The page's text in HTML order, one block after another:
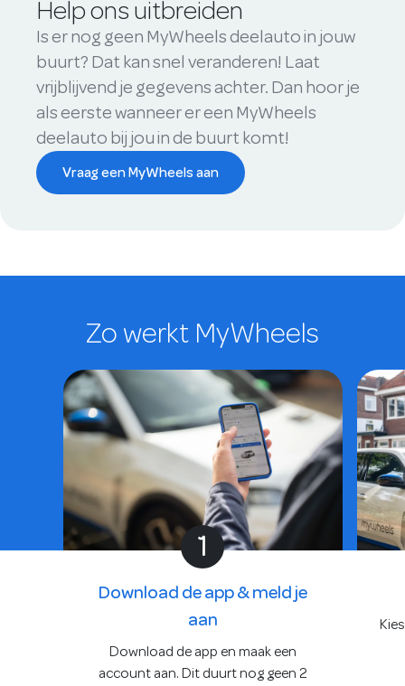
Help ons uitbreiden
Is er nog geen MyWheels deelauto in jouw
buurt? Dat kan snel veranderen! Laat
vrijblijvend je gegevens achter. Dan hoor je
als eerste wanneer er een MyWheels
deelauto bij jou in de buurt komt!
Vraag een MyWheels aan
Zo werkt MyWheels
1
Download de app & meld je
aan
Download de app en maak een
account aan. Dit duurt nog geen 2